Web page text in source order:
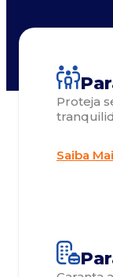
Proteja
Saiba